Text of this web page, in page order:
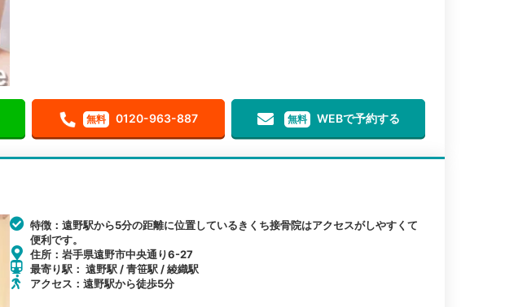
無料 0120-963-887 無料 WEBで予約する
特徴：遠野駅から5分の距離に位置しているきくち接骨院はアクセスがしやすくて
便利です。
住所：岩手県遠野市中央通り6-27
最寄り駅： 遠野駅 / 青笹駅 / 綾織駅
アクセス：遠野駅から徒歩5分